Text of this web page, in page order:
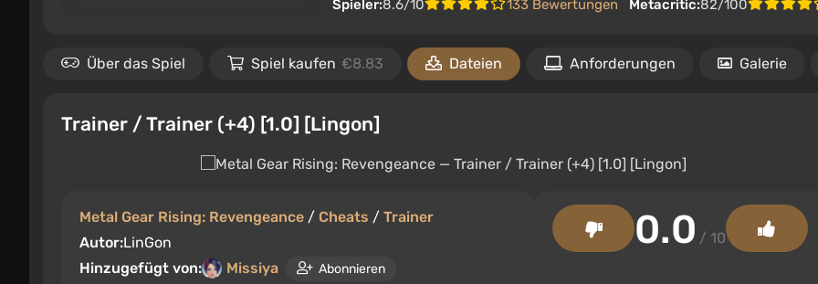
Spieler:8.6/10 133 Bewertungen Metacritic:82/100
Über das Spiel Spiel kaufen €8.83 Dateien Anforderungen Galerie
Trainer / Trainer (+4) [1.0] [Lingon]
Metal Gear Rising: Revengeance / Cheats / Trainer
Autor:LinGon
Hinzugefügt von:
Missiya Abonnieren
0.0 / 10